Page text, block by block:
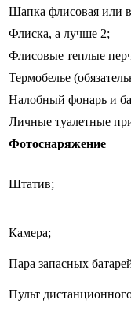
Шапка флисовая или
Флиска, а лучше 2;
Флисовые теплые
Термобелье
Налобный фонарь и
Личные туалетные
Фотоснаряжение
Штатив;
Камера;
Пара запасных
Пульт